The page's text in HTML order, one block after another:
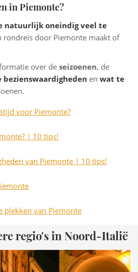
in Piemonte?
natuurlijk oneindig veel te
rondreis door Piemonte maakt of
over de seizoenen, de
en wat te
voor Piemonte?
| 10 tips!
van Piemonte | 10 tips!
plekken van Piemonte
regio's in Noord-Italië